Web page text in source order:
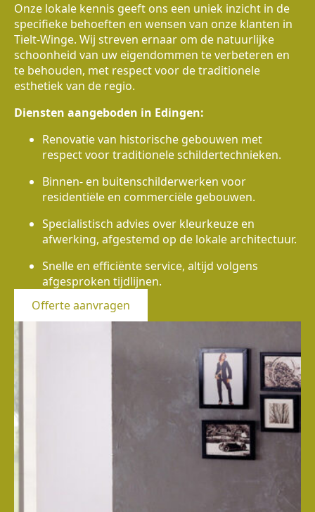
Onze lokale kennis geeft ons een uniek inzicht in de
specifieke behoeften en wensen van onze klanten in
Tielt-Winge. Wij streven ernaar om de natuurlijke
schoonheid van uw eigendommen te verbeteren en
te behouden, met respect voor de traditionele
esthetiek van de regio.
Diensten aangeboden in Edingen:
Renovatie van historische gebouwen met
respect voor traditionele schildertechnieken.
Binnen- en buitenschilderwerken voor
residentiële en commerciële gebouwen.
Specialistisch advies over kleurkeuze en
afwerking, afgestemd op de lokale architectuur.
Snelle en efficiënte service, altijd volgens
afgesproken tijdlijnen.
Offerte aanvragen